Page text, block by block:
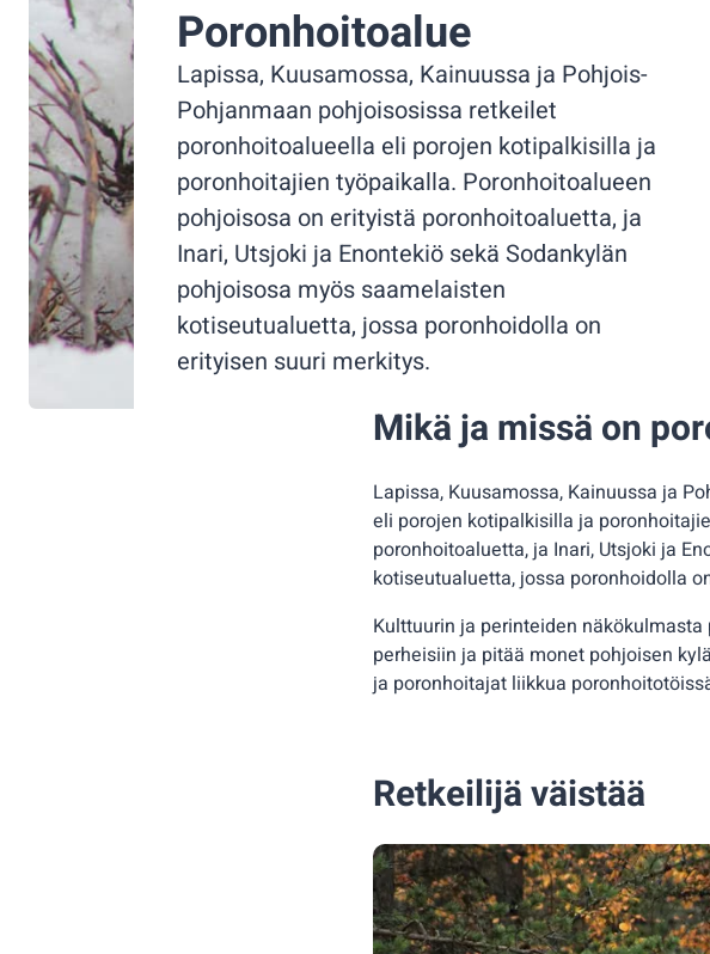
Poronhoitoalue
Lapissa, Kuusamossa, Kainuussa ja Pohjois-
Pohjanmaan pohjoisosissa retkeilet
poronhoitoalueella eli porojen kotipalkisilla ja
poronhoitajien työpaikalla. Poronhoitoalueen
pohjoisosa on erityistä poronhoitoaluetta, ja
Inari, Utsjoki ja Enontekiö sekä Sodankylän
pohjoisosa myös saamelaisten
kotiseutualuetta, jossa poronhoidolla on
erityisen suuri merkitys.
Mikä ja missä on
Lapissa, Kuusamossa, Kainuussa ja
eli porojen kotipalkisilla ja
poronhoitoaluetta, ja Inari, Utsjoki ja
kotiseutualuetta, jossa poronhoidolla
Kulttuurin ja perinteiden
perheisiin ja pitää monet pohjoisen
ja poronhoitajat liikkua
Retkeilijä väistää